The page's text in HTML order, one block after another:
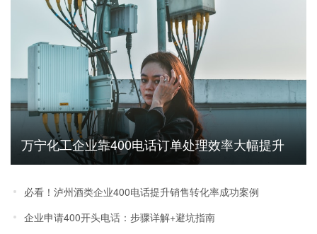
万宁化工企业靠400电话订单处理效率大幅提升
必看！泸州酒类企业400电话提升销售转化率成功案例
企业申请400开头电话：步骤详解+避坑指南